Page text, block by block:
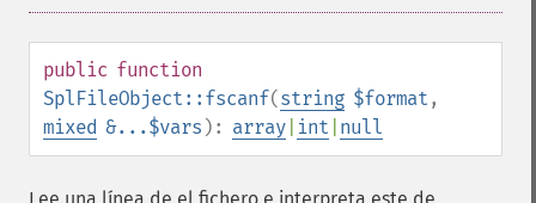
public function
SplFileObject::fscanf(string $format ,
mixed &...$vars ): array int null